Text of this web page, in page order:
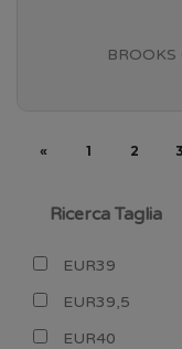
Zinnia/
« 1 2 3
Ricerca Taglia
EUR39
EUR39,5
EUR40